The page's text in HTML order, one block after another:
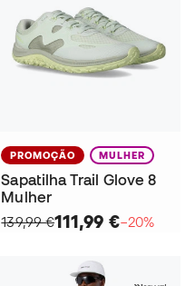
PROMOÇÃO MULHER
Sapatilha Trail Glove 8
Mulher
139,99 €111,99 €−20%